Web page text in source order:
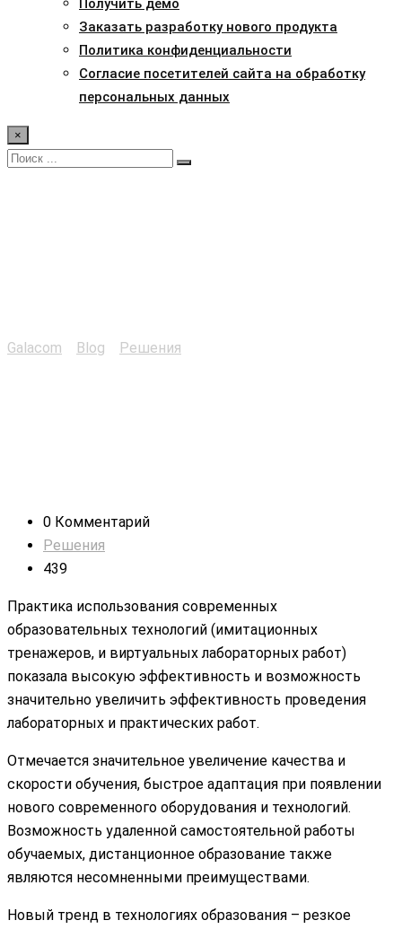
Получить демо
Заказать разработку нового продукта
Политика конфиденциальности
Согласие посетителей сайта на обработку
персональных данных
×
Galacom Blog Решения
0 Комментарий
Решения
439
Практика использования современных
образовательных технологий (имитационных
тренажеров, и виртуальных лабораторных работ)
показала высокую эффективность и возможность
значительно увеличить эффективность проведения
лабораторных и практических работ.
Отмечается значительное увеличение качества и
скорости обучения, быстрое адаптация при появлении
нового современного оборудования и технологий.
Возможность удаленной самостоятельной работы
обучаемых, дистанционное образование также
являются несомненными преимуществами.
Новый тренд в технологиях образования – резкое